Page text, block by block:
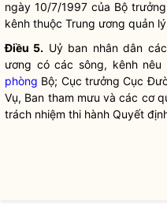
ngày 10/7/1997 của Bộ trưởng
kênh thuộc Trung ương quản
Điều 5. Uỷ ban nhân dân
ương có các sông, kênh
phòng Bộ; Cục trưởng Cục
Vụ, Ban tham mưu và các cơ
trách nhiệm thi hành Quyết